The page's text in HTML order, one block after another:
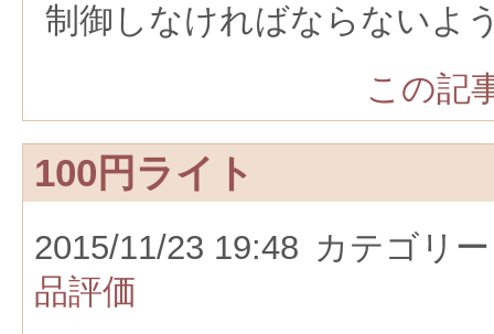
制御しなければならないよ
この記
100円ライト
2015/11/23 19:48 カテゴリ
品評価